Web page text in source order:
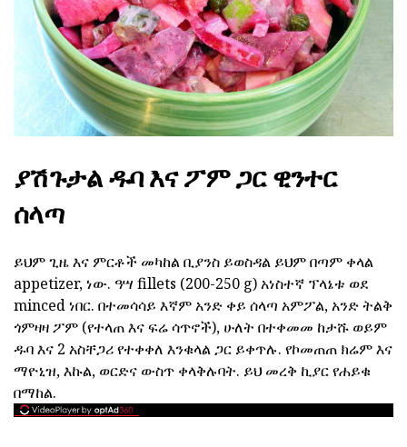
ያሽጉታል ዱባ እና ፖም ጋር ዊንተር
ሰላጣ
ይህም ጊዜ እና ምርቶች መካከል ቢያንስ ይወስዳል ይህም በጣም ቀላል
appetizer, ነው. ዓሣ fillets (200-250 g) አነስተኛ ፕላኔቱ ወደ
minced ነበር. በተመሳሳይ እኛም አንድ ቀይ ሰላጣ አምፖል, አንድ ትልቅ
ጎምዛዛ ፖም (የተላጠ እና ፍሬ ሳጥኖች), ሁለት በተቀመመ ከታሹ ወይም
ዱባ እና 2 አስቸጋሪ የተቀቀለ እንቁላል ጋር ይቀጥሉ. የኮመጠጠ ክሬም እና
ማዮኒዝ, እኩል, ወርድና ውስጥ ቀላቅሉባት. ይህ መረቅ ኪያር የሐይቁ
በማከል.